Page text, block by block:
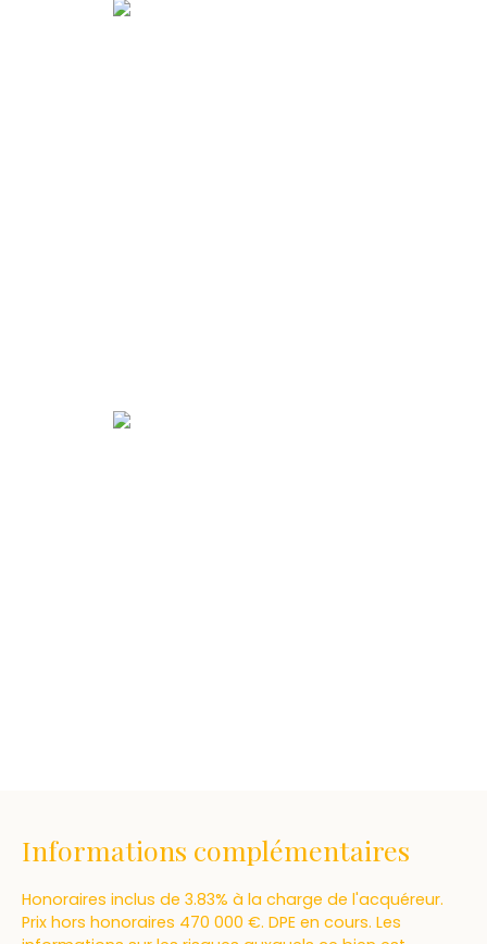
Informations complémentaires
Honoraires inclus de 3.83% à la charge de l'acquéreur.
Prix hors honoraires 470 000 €. DPE en cours. Les